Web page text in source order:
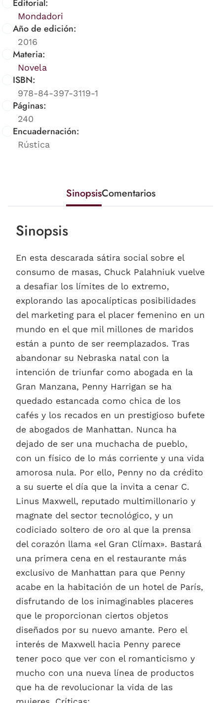
Editorial:
Mondadori
Año de edición:
2016
Materia:
Novela
ISBN:
978-84-397-3119-1
Páginas:
240
Encuadernación:
Rústica
SinopsisComentarios
Sinopsis
En esta descarada sátira social sobre el
consumo de masas, Chuck Palahniuk vuelve
a desafiar los límites de lo extremo,
explorando las apocalípticas posibilidades
del marketing para el placer femenino en un
mundo en el que mil millones de maridos
están a punto de ser reemplazados. Tras
abandonar su Nebraska natal con la
intención de triunfar como abogada en la
Gran Manzana, Penny Harrigan se ha
quedado estancada como chica de los
cafés y los recados en un prestigioso bufete
de abogados de Manhattan. Nunca ha
dejado de ser una muchacha de pueblo,
con un físico de lo más corriente y una vida
amorosa nula. Por ello, Penny no da crédito
a su suerte el día que la invita a cenar C.
Linus Maxwell, reputado multimillonario y
magnate del sector tecnológico, y un
codiciado soltero de oro al que la prensa
del corazón llama «el Gran Clímax». Bastará
una primera cena en el restaurante más
exclusivo de Manhattan para que Penny
acabe en la habitación de un hotel de París,
disfrutando de los inimaginables placeres
que le proporcionan ciertos objetos
diseñados por su nuevo amante. Pero el
interés de Maxwell hacia Penny parece
tener poco que ver con el romanticismo y
mucho con una nueva línea de productos
que ha de revolucionar la vida de las